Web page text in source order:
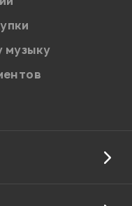
обработки
музыку